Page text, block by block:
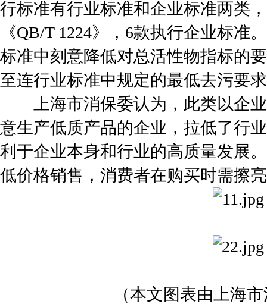
行标准有行业标准和企业标准两类
《QB/T 1224》，6款执行企业标准
标准中刻意降低对总活性物指标的
至连行业标准中规定的最低去污要
上海市消保委认为，此类以企业
意生产低质产品的企业，拉低了行
利于企业本身和行业的高质量发展
低价格销售，消费者在购买时需擦
（本文图表由上海